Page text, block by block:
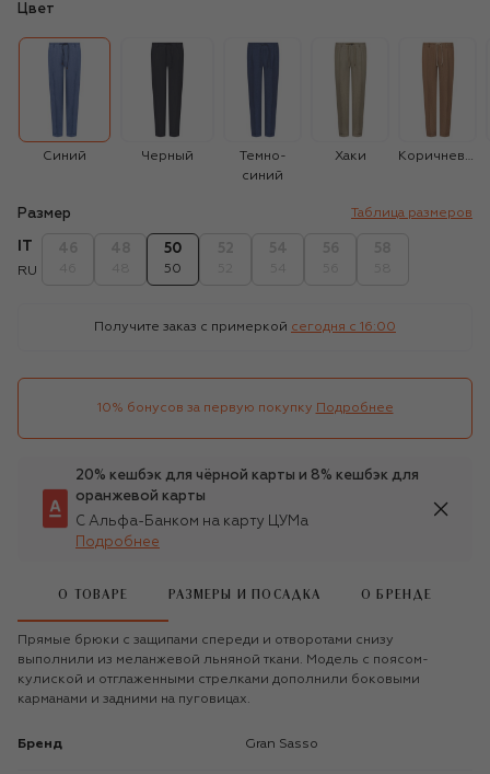
Цвет
Синий Черный
Темно-
синий
Хаки Коричневый
Размер Таблица размеров
RU
50
50
Получите заказ с примеркой сегодня c 16:00
10% бонусов за первую покупку Подробнее
20% кешбэк для чёрной карты и 8% кешбэк для
оранжевой карты
С Альфа-Банком на карту ЦУМа
Подробнее
О ТОВАРЕ РАЗМЕРЫ И ПОСАДКА О БРЕНДЕ
Прямые брюки с защипами спереди и отворотами снизу
выполнили из меланжевой льняной ткани. Модель с поясом-
кулиской и отглаженными стрелками дополнили боковыми
карманами и задними на пуговицах.
Бренд Gran Sasso